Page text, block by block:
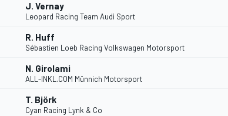
J. Vernay
Leopard Racing Team Audi Sport
R. Huff
Sébastien Loeb Racing Volkswagen Motorsport
N. Girolami
ALL-INKL.COM Münnich Motorsport
T. Björk
Cyan Racing Lynk & Co